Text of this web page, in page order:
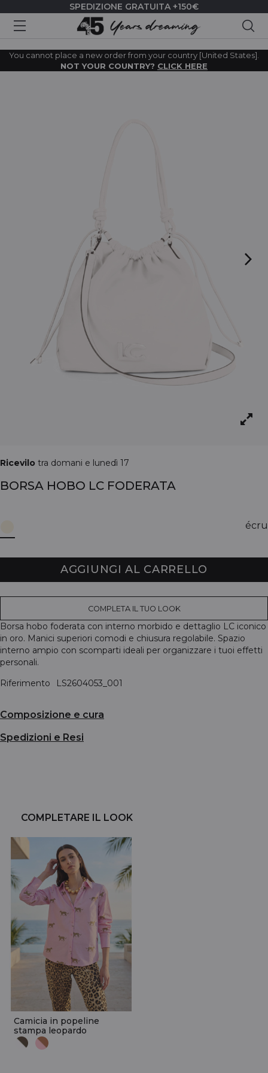
SPEDIZIONE GRATUITA +150€
You cannot place a new order from your country [United States].
NOT YOUR COUNTRY? CLICK HERE
Ricevilo tra domani e lunedì 17
BORSA HOBO LC FODERATA
écru
AGGIUNGI AL CARRELLO
COMPLETA IL TUO LOOK
Borsa hobo foderata con interno morbido e dettaglio LC iconico
in oro. Manici superiori comodi e chiusura regolabile. Spazio
interno ampio con scomparti ideali per organizzare i tuoi effetti
personali.
Riferimento
LS2604053_001
Composizione e cura
Spedizioni e Resi
COMPLETARE IL LOOK
Camicia in popeline
stampa leopardo